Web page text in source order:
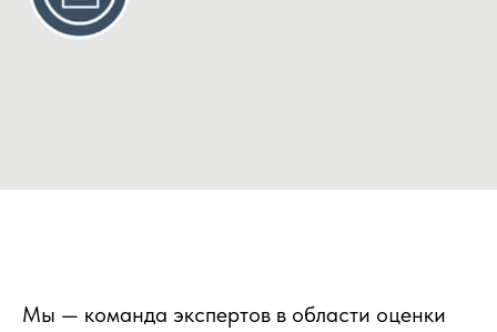
Мы — команда экспертов в области оценки